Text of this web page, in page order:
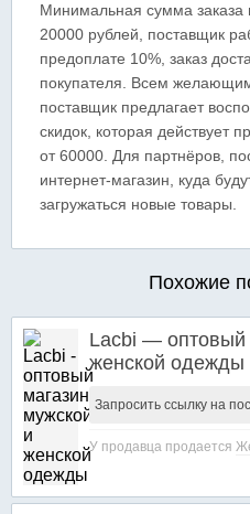
Минимальная сумма заказа
20000 рублей, поставщик
предоплате 10%, заказ
покупателя. Всем
поставщик предлагает
скидок, которая действует
от 60000. Для партнёров,
интернет-магазин, куда
загружаться новые товары.
Похожие
Lacbi — оптовый
женской одежды
Запросить ссылку на
У продавца продается